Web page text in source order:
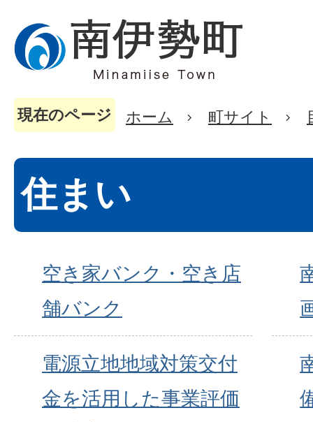
現在のページ ホーム 町サイト
住まい
空き家バンク・空き店
舗バンク
電源立地地域対策交付
金を活用した事業評価